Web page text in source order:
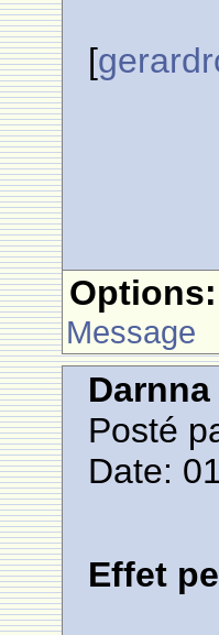
[
Options:
Message
Posté
Date:
Effet